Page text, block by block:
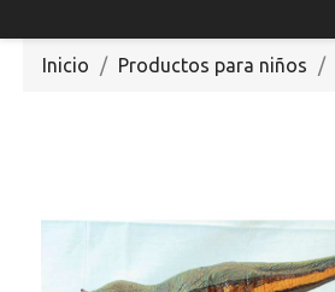
Inicio Productos para niños